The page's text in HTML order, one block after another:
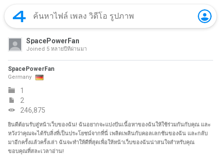
SpacePowerFan
Joined 5 หลายปีที่ผ่านมา
SpacePowerFan
Germany
1
2
246,875
ยินดีต้อนรับสู่หน้าเว็บของฉัน! ฉันอยากจะแบ่งปันเนื้อหาของฉันให้ใช้ร่วมกันกับคุณ และ
หวังว่าคุณจะได้รับสิ่งที่เป็นประโยชน์จากที่นี่ เพลิดเพลินกับคอลเลกชันของฉัน และกลับ
มาอีกครั้งแล้วครั้งเล่า ฉันจะทำให้ดีที่สุดเพื่อให้หน้าเว็บของฉันน่าสนใจสำหรับคุณ
ขอบคุณที่สละเวลาอ่าน!